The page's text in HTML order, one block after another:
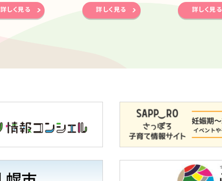
詳しく見る 詳しく見る 詳しく見る